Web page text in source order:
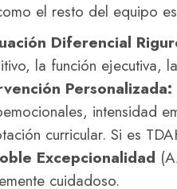
el resto del equipo
Diferencial
la función ejecutiva,
Personalizada:
intensidad
curricular. Si es
Excepcionalidad
cuidadoso.